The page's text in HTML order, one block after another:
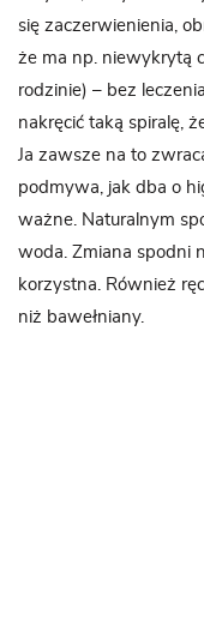
się zaczerwienienia,
że ma np. niewykrytą
rodzinie) – bez
nakręcić taką spiralę,
Ja zawsze na to
podmywa, jak dba o
ważne. Naturalnym
woda. Zmiana spodni
korzystna. Również
niż bawełniany.